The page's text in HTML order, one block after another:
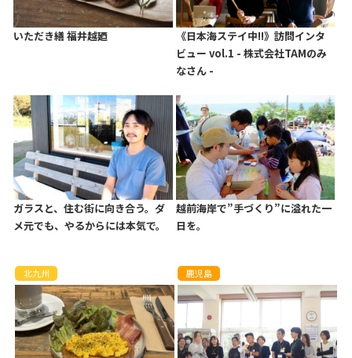
いただき繕 福井越廼
《日本海ステイ中!!》訪問インタ
ビュー vol.1 - 株式会社TAMのみ
なさん -
ガラスと、住む街に向き合う。ダ
メ元でも、やるからには本気で。
越前海岸で”手づくり”に溢れた一
日を。
北九州 鹿児島